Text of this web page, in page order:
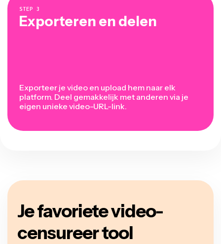
STEP 3
Exporteren en delen
Exporteer je video en upload hem naar elk
platform. Deel gemakkelijk met anderen via je
eigen unieke video-URL-link.
Je favoriete video-
censureer tool